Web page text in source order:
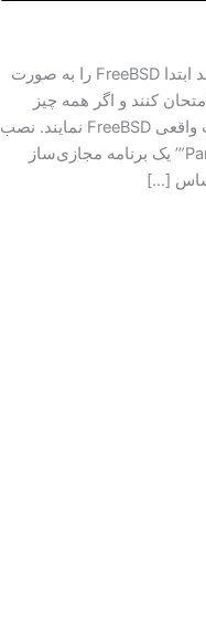
شاید کاربران مبتدی دوست داشته باشند ابتدا FreeBSD را به صورت
کنند و اگر همه چیز
مطابق میل آنها بود، آنگاه اقدام به نصب واقعی FreeBSD نمایند. نصب
در Mac OS X: برنامه ”’Parallels Desktop”’ یک برنامه مجازی‌ساز